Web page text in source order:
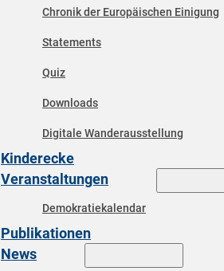
Chronik der Europäischen Einigung
Statements
Quiz
Downloads
Digitale Wanderausstellung
Kinderecke
Veranstaltungen
Demokratiekalendar
Publikationen
News